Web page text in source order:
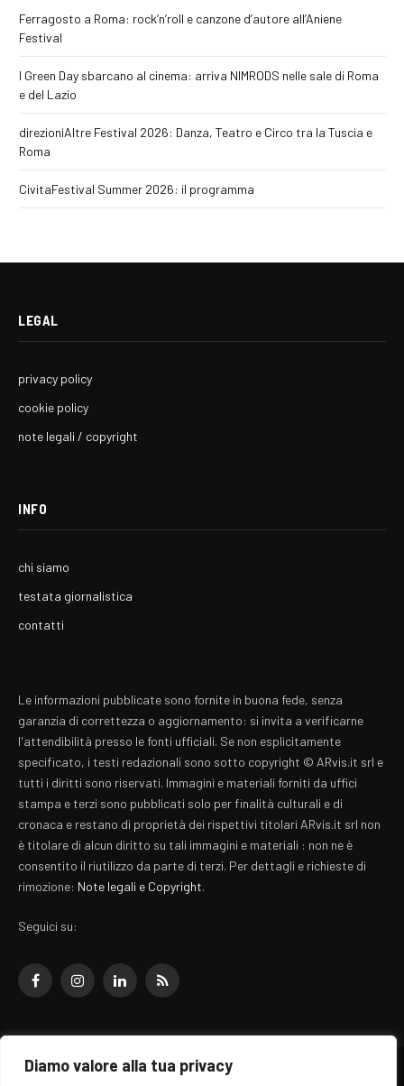
Diamo valore alla tua privacy
Ferragosto a Roma: rock’n’roll e canzone d’autore all’Aniene
Festival
I Green Day sbarcano al cinema: arriva NIMRODS nelle sale di Roma
e del Lazio
direzioniAltre Festival 2026: Danza, Teatro e Circo tra la Tuscia e
Roma
CivitaFestival Summer 2026: il programma
LEGAL
privacy policy
cookie policy
note legali / copyright
INFO
chi siamo
testata giornalistica
contatti
Le informazioni pubblicate sono fornite in buona fede, senza
garanzia di correttezza o aggiornamento: si invita a verificarne
l'attendibilità presso le fonti ufficiali. Se non esplicitamente
specificato, i testi redazionali sono sotto copyright © ARvis.it srl e
tutti i diritti sono riservati. Immagini e materiali forniti da uffici
stampa e terzi sono pubblicati solo per finalità culturali e di
cronaca e restano di proprietà dei rispettivi titolari ARvis.it srl non
è titolare di alcun diritto su tali immagini e materiali : non ne è
consentito il riutilizzo da parte di terzi. Per dettagli e richieste di
rimozione: Note legali e Copyright.
Seguici su:
FacebookInstagramLinkedInRSS